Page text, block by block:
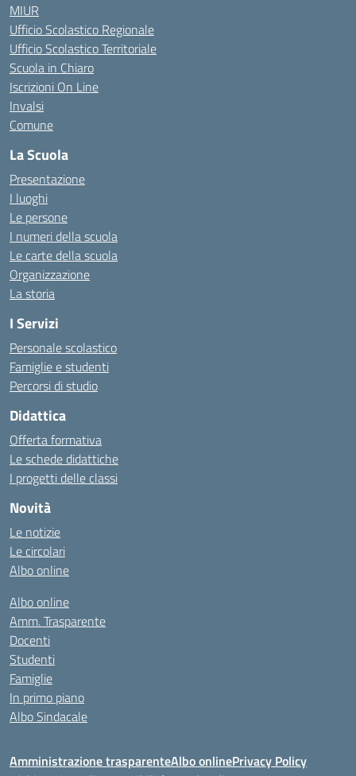
MIUR
Ufficio Scolastico Regionale
Ufficio Scolastico Territoriale
Scuola in Chiaro
Iscrizioni On Line
Invalsi
Comune
La Scuola
Presentazione
I luoghi
Le persone
I numeri della scuola
Le carte della scuola
Organizzazione
La storia
I Servizi
Personale scolastico
Famiglie e studenti
Percorsi di studio
Didattica
Offerta formativa
Le schede didattiche
I progetti delle classi
Novità
Le notizie
Le circolari
Albo online
Albo online
Amm. Trasparente
Docenti
Studenti
Famiglie
In primo piano
Albo Sindacale
Amministrazione trasparenteAlbo onlinePrivacy Policy